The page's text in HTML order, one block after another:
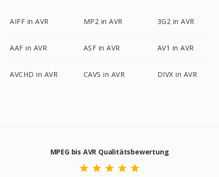
AIFF in AVR MP2 in AVR 3G2 in AVR
AAF in AVR ASF in AVR AV1 in AVR
AVCHD in AVR CAVS in AVR DIVX in AVR
MPEG bis AVR Qualitätsbewertung